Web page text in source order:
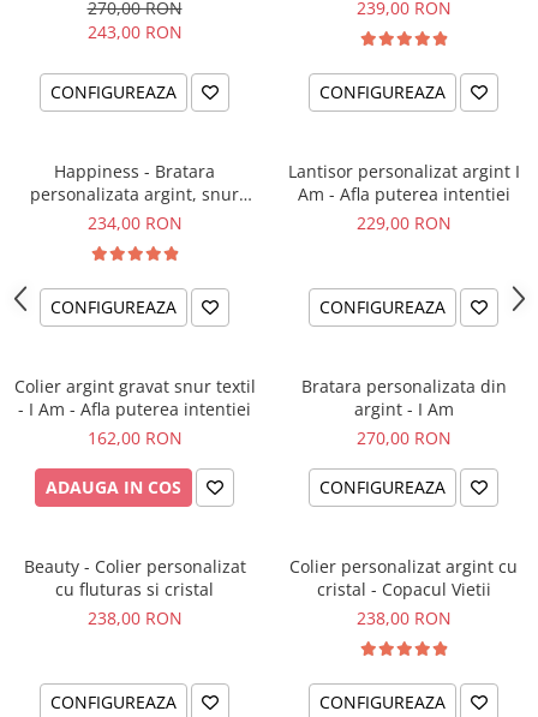
270,00 RON
243,00 RON
CONFIGUREAZA
239,00 RON
CONFIGUREAZA
Happiness - Bratara
personalizata argint, snur
impletit piele simbol
234,00 RON
CONFIGUREAZA
Lantisor personalizat argint I
Am - Afla puterea intentiei
229,00 RON
CONFIGUREAZA
Colier argint gravat snur textil
- I Am - Afla puterea intentiei
162,00 RON
ADAUGA IN COS
Bratara personalizata din
argint - I Am
270,00 RON
CONFIGUREAZA
Beauty - Colier personalizat
cu fluturas si cristal
238,00 RON
CONFIGUREAZA
Colier personalizat argint cu
cristal - Copacul Vietii
238,00 RON
CONFIGUREAZA